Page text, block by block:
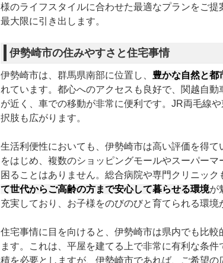
様のライフスタイルに合わせた最適なプランをご
最大限に引き出します。
伊勢崎市の住みやすさと住宅事情
伊勢崎市は、群馬県南部に位置し、 豊かな自然と都
れています。都心へのアクセスも良好で、関越自
が近く、車での移動が非常に便利です。JR両毛線
択肢も広がります。
生活利便性においても、伊勢崎市は高い評価を得て
をはじめ、複数のショッピングモールやスーパー
困ることはありません。総合病院や専門クリニック
て世代からご高齢の方まで安心して暮らせる環境が
充実しており、お子様をのびのびと育てられる環境
住宅事情に目を向けると、伊勢崎市は県内でも比較
ます。これは、平屋を建てる上で非常に有利な条
積を必要としますが、伊勢崎市であれば、ご希望